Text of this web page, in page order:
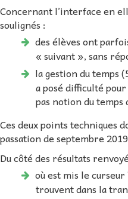
Concernant l’interface en
soulignés :
des élèves ont
« suivant », sans
la gestion du temps
a posé difficulté
pas notion du temps
Ces deux points techniques
passation de septembre
Du côté des résultats
où est mis le curseur
trouvent dans la